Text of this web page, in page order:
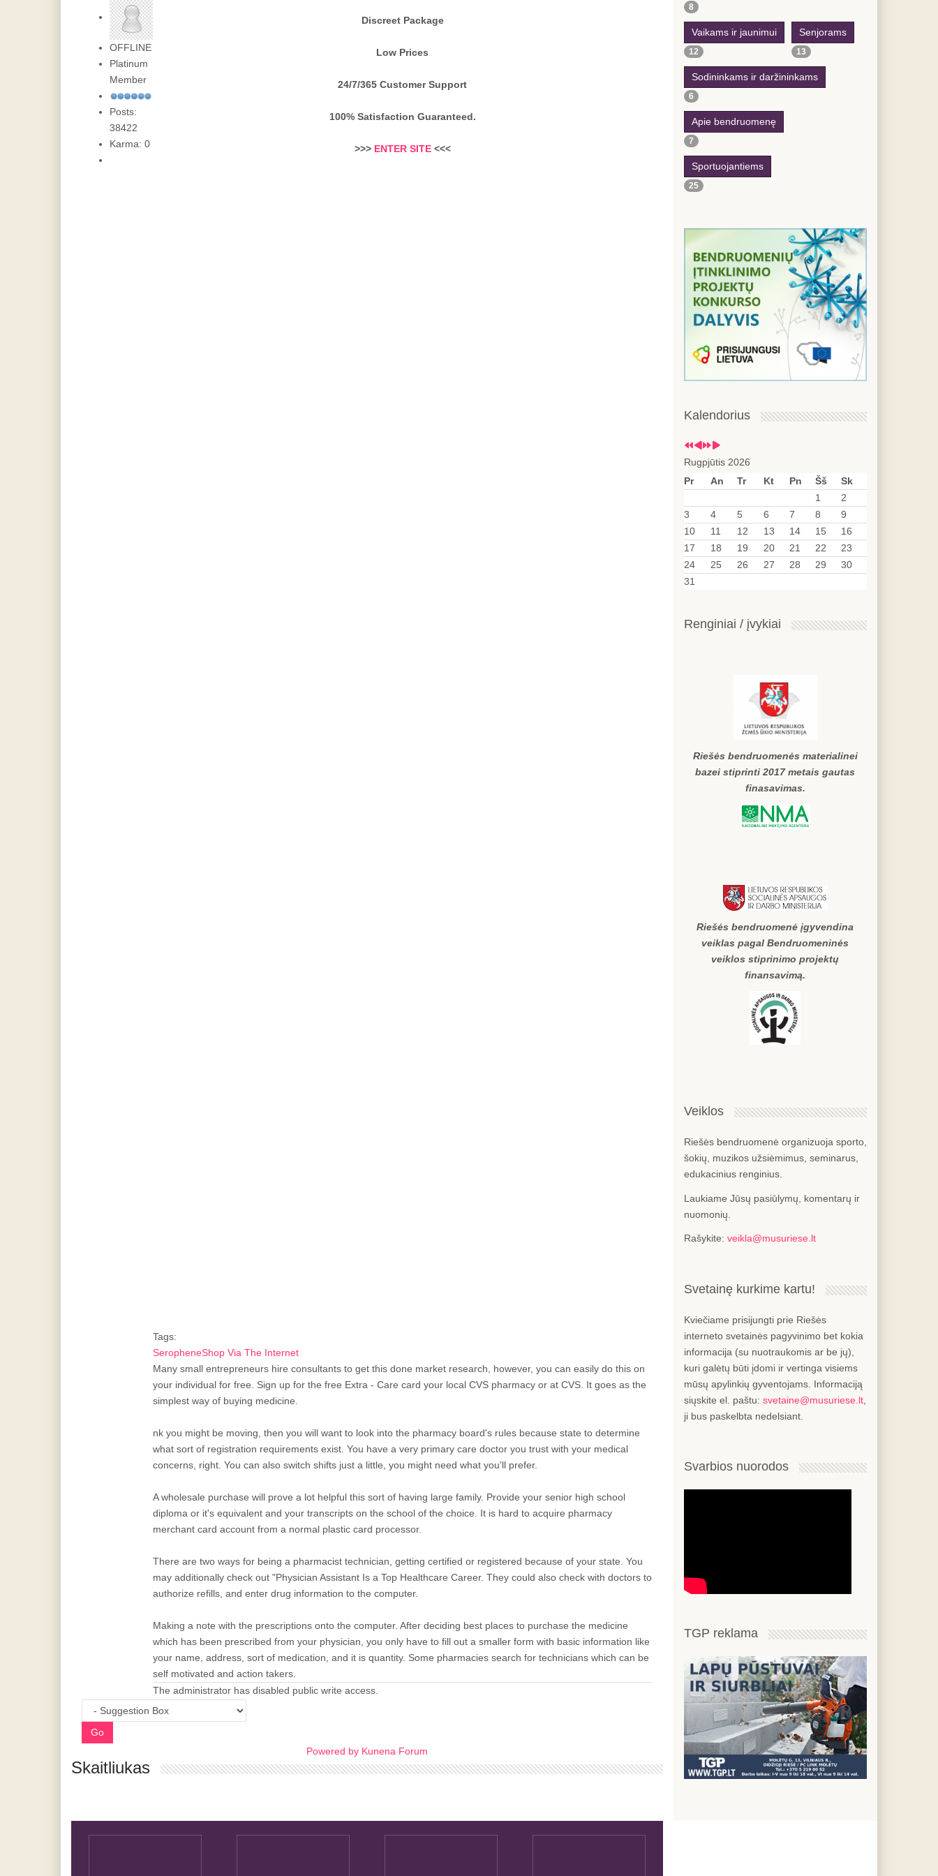
OFFLINE
Platinum
Member
Posts:
38422
Karma: 0
Discreet Package
Low Prices
24/7/365 Customer Support
100% Satisfaction Guaranteed.
>>> ENTER SITE<<<
Tags:
SeropheneShop Via The Internet
Many small entrepreneurs hire consultants to get this done market research, however, you can easily do this on
your individual for free. Sign up for the free Extra - Care card your local CVS pharmacy or at CVS. It goes as the
simplest way of buying medicine.
nk you might be moving, then you will want to look into the pharmacy board's rules because state to determine
what sort of registration requirements exist. You have a very primary care doctor you trust with your medical
concerns, right. You can also switch shifts just a little, you might need what you'll prefer.
A wholesale purchase will prove a lot helpful this sort of having large family. Provide your senior high school
diploma or it's equivalent and your transcripts on the school of the choice. It is hard to acquire pharmacy
merchant card account from a normal plastic card processor.
There are two ways for being a pharmacist technician, getting certified or registered because of your state. You
may additionally check out "Physician Assistant Is a Top Healthcare Career. They could also check with doctors to
authorize refills, and enter drug information to the computer.
Making a note with the prescriptions onto the computer. After deciding best places to purchase the medicine
which has been prescribed from your physician, you only have to fill out a smaller form with basic information like
your name, address, sort of medication, and it is quantity. Some pharmacies search for technicians which can be
self motivated and action takers.
The administrator has disabled public write access.
Go
Powered by Kunena Forum
Skaitliukas
8
Vaikams ir jaunimui
12
Senjorams
13
Sodininkams ir daržininkams
6
Apie bendruomenę
7
Sportuojantiems
25
Kalendorius
Rugpjūtis 2026
Pr
An Tr Kt Pn Šš
Sk
1
2
3
4 5 6 7 8
9
10
11 12 13 14 15
16
17
18 19 20 21 22
23
24
25 26 27 28 29
30
31
Renginiai / įvykiai
Riešės bendruomenės materialinei
bazei stiprinti 2017 metais gautas
finasavimas.
Riešės bendruomenė įgyvendina
veiklas pagal Bendruomeninės
veiklos stiprinimo projektų
finansavimą.
Veiklos
Riešės bendruomenė organizuoja sporto,
šokių, muzikos užsiėmimus, seminarus,
edukacinius renginius.
Laukiame Jūsų pasiūlymų, komentarų ir
nuomonių.
Rašykite: veikla@musuriese.lt
Svetainę kurkime kartu!
Kviečiame prisijungti prie Riešės
interneto svetainės pagyvinimo bet kokia
informacija (su nuotraukomis ar be jų),
kuri galėtų būti įdomi ir vertinga visiems
mūsų apylinkių gyventojams. Informaciją
siųskite el. paštu: svetaine@musuriese.lt,
ji bus paskelbta nedelsiant.
Svarbios nuorodos
TGP reklama